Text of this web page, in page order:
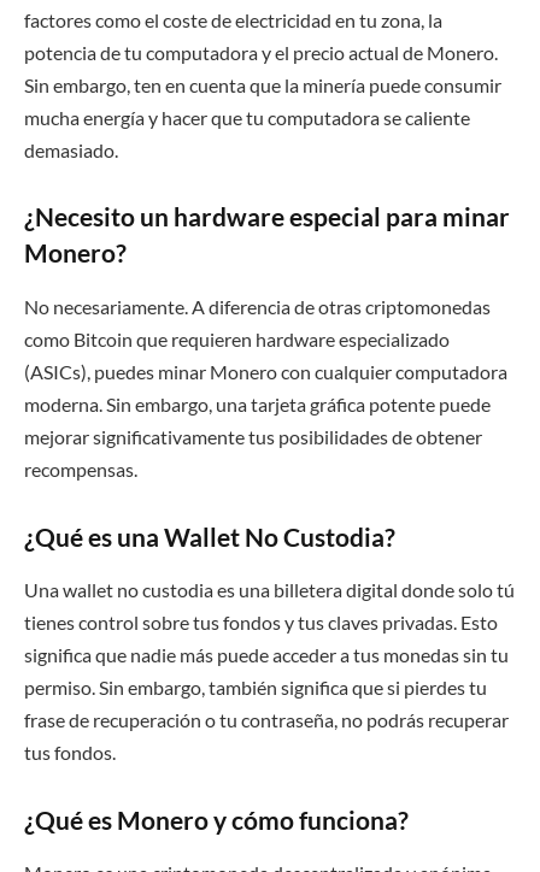
factores como el coste de electricidad en tu zona, la
potencia de tu computadora y el precio actual de Monero.
Sin embargo, ten en cuenta que la minería puede consumir
mucha energía y hacer que tu computadora se caliente
demasiado.
¿Necesito un hardware especial para minar
Monero?
No necesariamente. A diferencia de otras criptomonedas
como Bitcoin que requieren hardware especializado
(ASICs), puedes minar Monero con cualquier computadora
moderna. Sin embargo, una tarjeta gráfica potente puede
mejorar significativamente tus posibilidades de obtener
recompensas.
¿Qué es una Wallet No Custodia?
Una wallet no custodia es una billetera digital donde solo tú
tienes control sobre tus fondos y tus claves privadas. Esto
significa que nadie más puede acceder a tus monedas sin tu
permiso. Sin embargo, también significa que si pierdes tu
frase de recuperación o tu contraseña, no podrás recuperar
tus fondos.
¿Qué es Monero y cómo funciona?